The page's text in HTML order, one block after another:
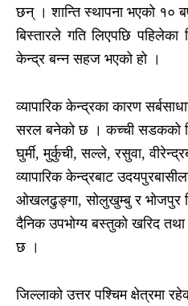
छन् । शान्ति स्थापना भएको १०
बिस्तारले गति लिएपछि पहिलेका
केन्द्र बन्न सहज भएको हो ।
व्यापारिक केन्द्रका कारण
सरल बनेको छ । कच्ची सडकको
घुर्मी, मुर्कुची, सल्ले, रसुवा,
व्यापारिक केन्द्रबाट
ओखलढुङ्गा, सोलुखुम्बु र भोजपुर
दैनिक उपभोग्य बस्तुको खरिद
छ ।
जिल्लाको उत्तर पश्चिम क्षेत्रमा